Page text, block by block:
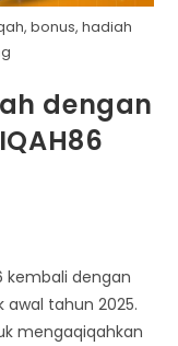
bonus, hadiah
dengan
kembali dengan
tahun 2025.
mengaqiqahkan